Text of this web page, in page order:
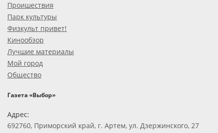
Проишествия
Парк культуры
Физкульт привет!
Кинообзор
Лучшие материалы
Мой город
Общество
Газета «Выбор»
Адрес:
692760, Приморский край, г. Артем, ул. Дзержинского, 27